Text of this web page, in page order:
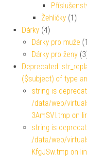
Žehličky (1)
Dárky (4)
Dárky pro muže
Dárky pro ženy
Deprecated:
($subject) of type
string is
/data/web/
3AmSVl.tmp on
string is
/data/web/
KfgJSw.tmp on